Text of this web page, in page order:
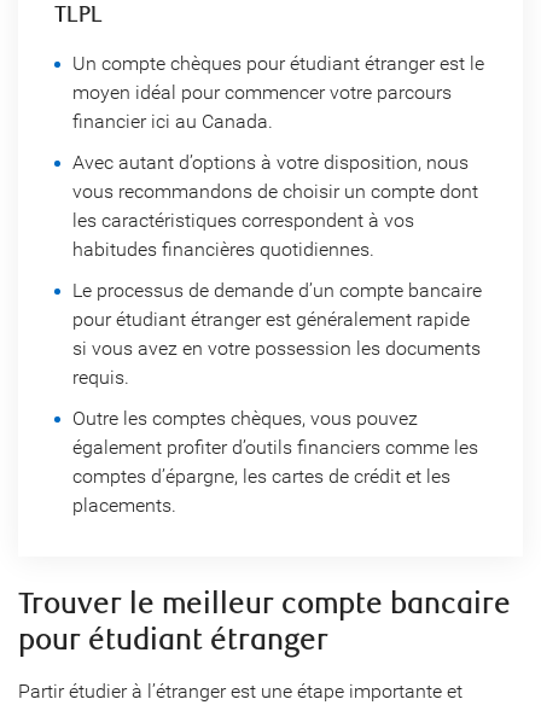
TLPL
Un compte chèques pour étudiant étranger est le
moyen idéal pour commencer votre parcours
financier ici au Canada.
Avec autant d’options à votre disposition, nous
vous recommandons de choisir un compte dont
les caractéristiques correspondent à vos
habitudes financières quotidiennes.
Le processus de demande d’un compte bancaire
pour étudiant étranger est généralement rapide
si vous avez en votre possession les documents
requis.
Outre les comptes chèques, vous pouvez
également profiter d’outils financiers comme les
comptes d’épargne, les cartes de crédit et les
placements.
Trouver le meilleur compte bancaire
pour étudiant étranger
Partir étudier à l’étranger est une étape importante et